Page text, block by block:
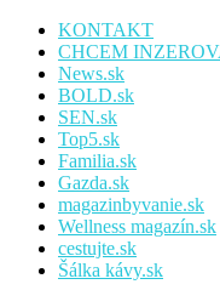
KONTAKT
CHCEM
News.sk
BOLD.sk
SEN.sk
Top5.sk
Familia.sk
Gazda.sk
magazinbyvanie.sk
Wellness magazín.sk
cestujte.sk
Šálka kávy.sk